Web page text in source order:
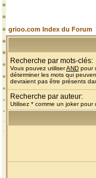
grioo.com Index du Forum
Recherche par mots-clés:
Vous pouvez utiliserAND pour
déterminer les mots qui
devraient pas être présents
Recherche par auteur:
Utilisez * comme un joker pour